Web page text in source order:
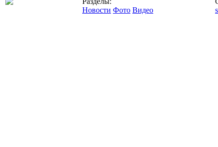
Новости Фото Видео